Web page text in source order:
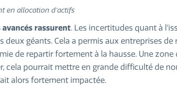
en allocation d’actifs
rassurent. Les incertitudes quant à
géants. Cela a permis aux entreprises de
de repartir fortement à la hausse. Une zone
cela pourrait mettre en grande difficulté de
alors fortement impactée.